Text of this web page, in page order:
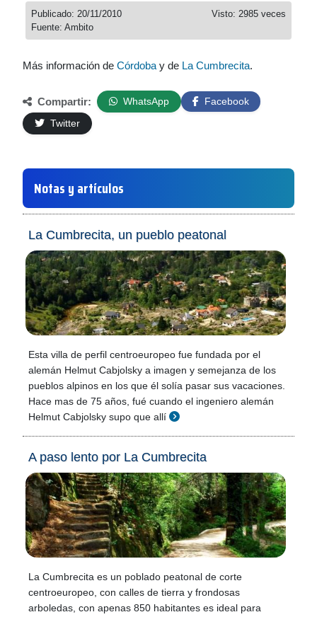
Visto: 2985 veces
Publicado: 20/11/2010
Fuente: Ambito
Más información de Córdoba y de La Cumbrecita.
Compartir: WhatsApp
Facebook
Twitter
Notas y artículos
La Cumbrecita, un pueblo peatonal
Esta villa de perfil centroeuropeo fue fundada por el
alemán Helmut Cabjolsky a imagen y semejanza de los
pueblos alpinos en los que él solía pasar sus vacaciones.
Hace mas de 75 años, fué cuando el ingeniero alemán
Helmut Cabjolsky supo que allí
A paso lento por La Cumbrecita
La Cumbrecita es un poblado peatonal de corte
centroeuropeo, con calles de tierra y frondosas
arboledas, con apenas 850 habitantes es ideal para